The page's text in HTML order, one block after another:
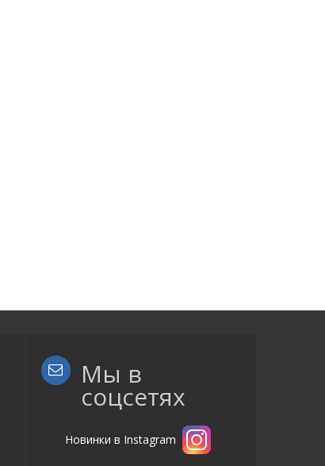
Мы в
соцсетях
Новинки в Instagram